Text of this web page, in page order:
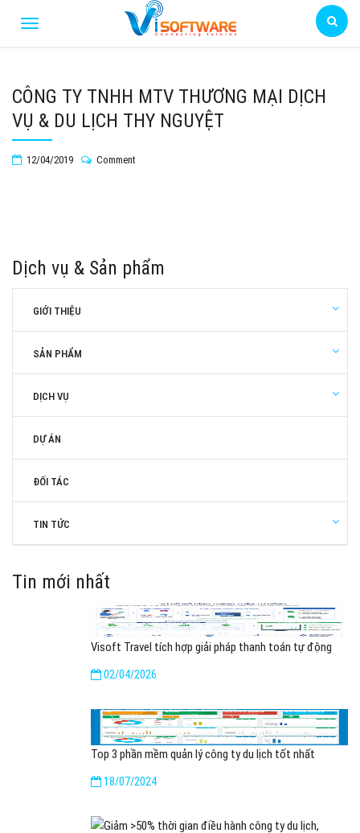
CÔNG TY TNHH MTV THƯƠNG MẠI DỊCH
VỤ & DU LỊCH THY NGUYỆT
12/04/2019 Comment
Dịch vụ & Sản phẩm
GIỚI THIỆU
SẢN PHẨM
DỊCH VỤ
DỰ ÁN
ĐỐI TÁC
TIN TỨC
Tin mới nhất
Visoft Travel tích hợp giải pháp thanh toán tự động
02/04/2026
Top 3 phần mềm quản lý công ty du lịch tốt nhất
18/07/2024